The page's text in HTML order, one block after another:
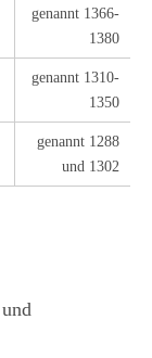
genannt 1366-
1380
genannt 1310-
1350
genannt 1288
und 1302